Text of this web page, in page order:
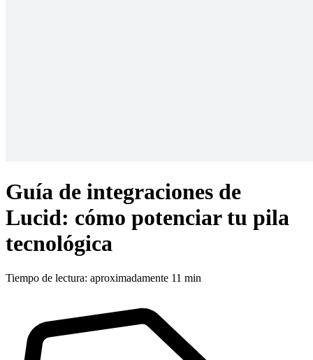
Guía de integraciones de
Lucid: cómo potenciar tu pila
tecnológica
Tiempo de lectura: aproximadamente 11 min